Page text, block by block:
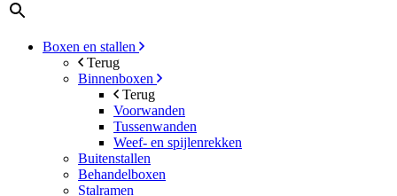
Boxen en stallen
Terug
Binnenboxen
Terug
Voorwanden
Tussenwanden
Weef- en spijlenrekken
Buitenstallen
Behandelboxen
Stalramen